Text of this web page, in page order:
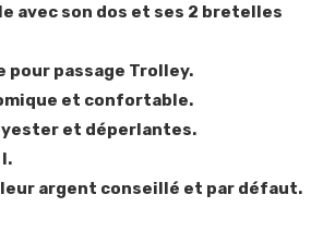
avec son dos et ses 2 bretelles
pour passage Trolley.
et confortable.
et déperlantes.
argent conseillé et par défaut.